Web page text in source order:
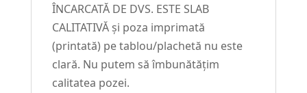
ÎNCARCATĂ DE DVS. ESTE SLAB
CALITATIVĂ și poza imprimată
(printată) pe tablou/plachetă nu este
clară. Nu putem să îmbunătățim
calitatea pozei.